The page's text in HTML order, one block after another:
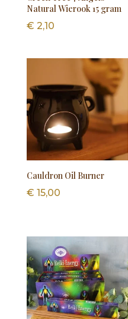
Natural Wierook 15 gram
€ 2,10
Cauldron Oil Burner
€ 15,00